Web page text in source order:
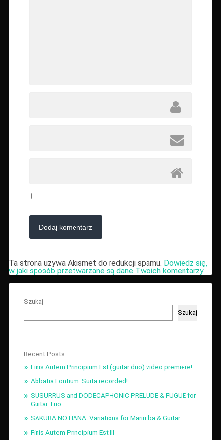
Ta strona używa Akismet do redukcji spamu. Dowiedz się,
w jaki sposób przetwarzane są dane Twoich komentarzy.
Szukaj
Szukaj
Recent Posts
Finis Autem Principium Est (guitar duo) video premiere!
Abbatia Fontium: Suita recorded!
SUSURRUS and DODECAPHONIC PRELUDE & FUGUE for
Guitar Trio
SAKURA NO HANA: Variations for Marimba & Guitar
Finis Autem Principium Est III